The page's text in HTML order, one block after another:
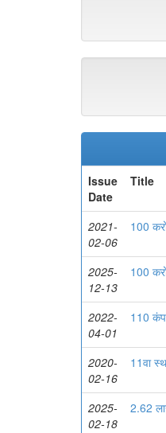
Issue
Date
Title
2021-
02-06
100
2025-
12-13
100
2022-
04-01
110
2020-
02-16
11वा
2025-
02-18
2.62